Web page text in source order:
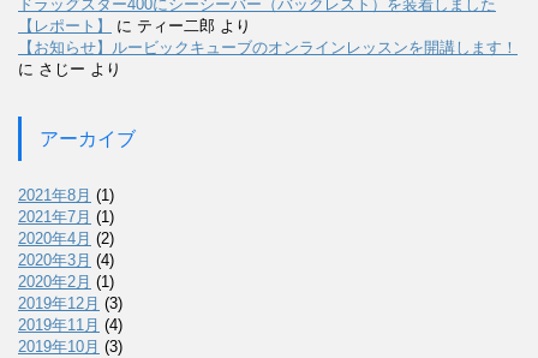
ドラッグスター400にシーシーバー（バックレスト）を装着しました
【レポート】
に ティー二郎 より
【お知らせ】ルービックキューブのオンラインレッスンを開講します！
に さじー より
アーカイブ
2021年8月 (1)
2021年7月 (1)
2020年4月 (2)
2020年3月 (4)
2020年2月 (1)
2019年12月 (3)
2019年11月 (4)
2019年10月 (3)